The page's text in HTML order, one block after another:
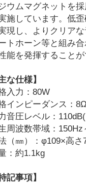
ウムマグネットを
施しています。低
現し、よりクリア
トホーン等と組み
能を発揮すること
な仕様】
入力：80W
インピーダンス：
音圧レベル：
周波数帯域：150Hz
（㎜）：φ109×高さ
：約1.1kg
記事項】